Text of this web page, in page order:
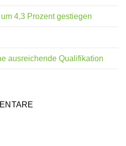
4,3 Prozent gestiegen
ausreichende Qualifikation